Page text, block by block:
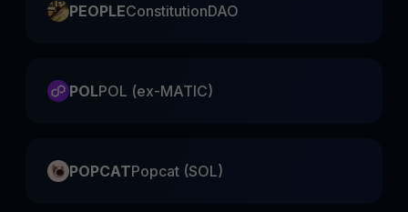
PEOPLEConstitutionDAO
POLPOL (ex-MATIC)
POPCATPopcat (SOL)